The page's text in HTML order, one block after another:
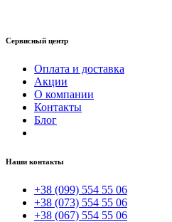
Сервисный центр
Оплата и доставка
Акции
О компании
Контакты
Блог
Наши контакты
+38 (099) 554 55 06
+38 (073) 554 55 06
+38 (067) 554 55 06